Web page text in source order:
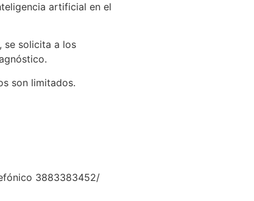
artificial en el
se solicita a los
son limitados.
3883383452/